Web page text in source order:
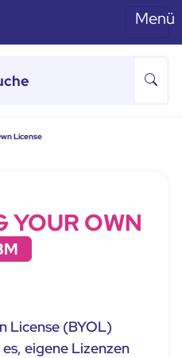
Menü
License
YOUR OWN
License (BYOL)
eigene Lizenzen